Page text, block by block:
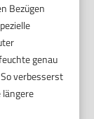
Bezügen
genau
verbesserst